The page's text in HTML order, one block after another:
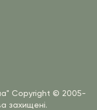
Copyright © 2005-
захищені.